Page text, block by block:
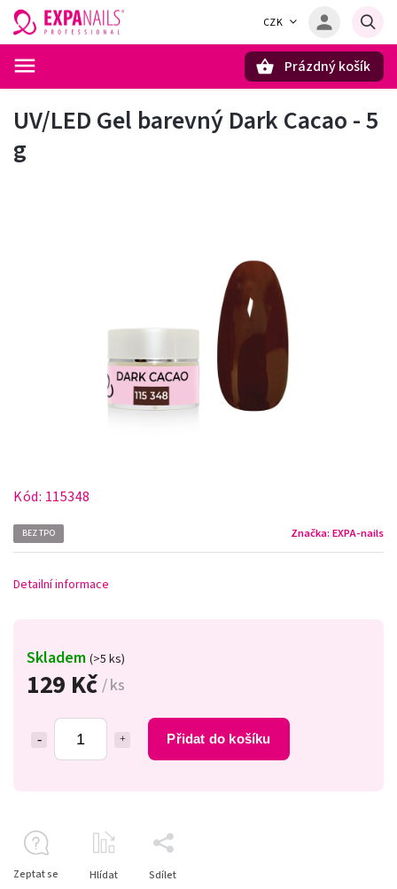
CZK
Prázdný košík
UV/LED Gel barevný Dark Cacao - 5
g
Kód: 115348
BEZ TPO Značka: EXPA-nails
129 Kč / ks
Přidat do košíku
Skladem (>5 ks)
Detailní informace
Zeptat se Hlídat Sdílet